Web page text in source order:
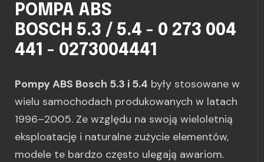
POMPA ABS
BOSCH 5.3 / 5.4 - 0 273 004
441 - 0273004441
Pompy ABS Bosch 5.3 i 5.4 były stosowane w
wielu samochodach produkowanych w latach
1996–2005. Ze względu na swoją wieloletnią
eksploatację i naturalne zużycie elementów,
modele te bardzo często ulegają awariom.